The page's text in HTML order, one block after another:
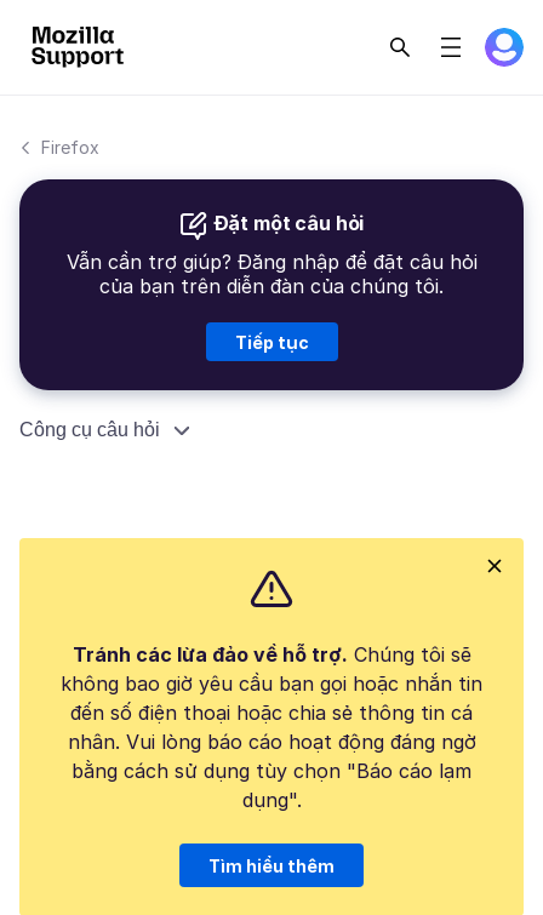
Firefox
Đặt một câu hỏi
Vẫn cần trợ giúp? Đăng nhập để đặt câu hỏi
của bạn trên diễn đàn của chúng tôi.
Tiếp tục
Công cụ câu hỏi
Tránh các lừa đảo về hỗ trợ. Chúng tôi sẽ
không bao giờ yêu cầu bạn gọi hoặc nhắn tin
đến số điện thoại hoặc chia sẻ thông tin cá
nhân. Vui lòng báo cáo hoạt động đáng ngờ
bằng cách sử dụng tùy chọn "Báo cáo lạm
dụng".
Tìm hiểu thêm